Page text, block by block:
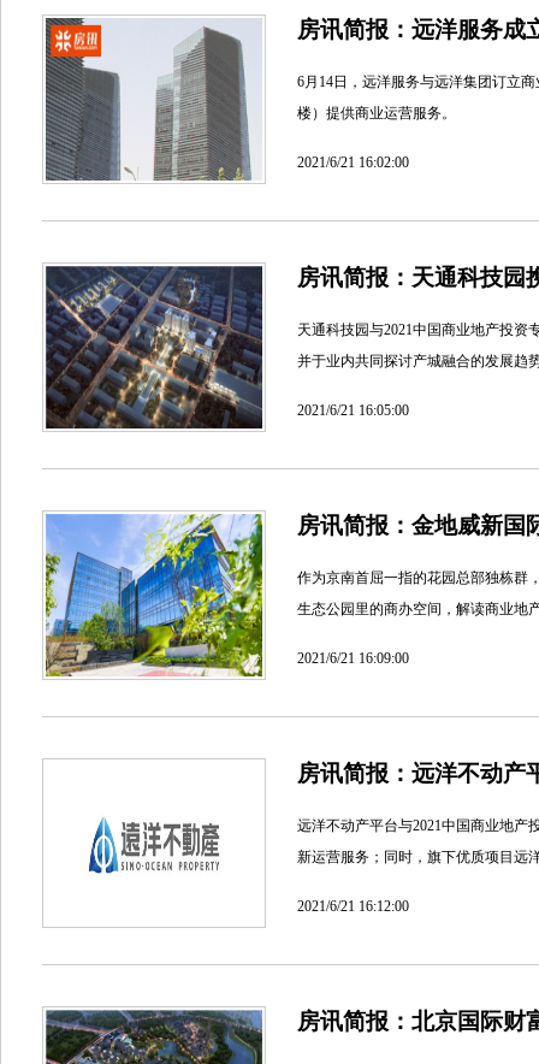
房讯简报：远洋服务成
6月14日，远洋服务与远洋集团订立
楼）提供商业运营服务。
2021/6/21 16:02:00
房讯简报：天通科技园
天通科技园与2021中国商业地产投
并于业内共同探讨产城融合的发展趋
2021/6/21 16:05:00
房讯简报：金地威新国
作为京南首屈一指的花园总部独栋群
生态公园里的商办空间，解读商业地
2021/6/21 16:09:00
房讯简报：远洋不动产
远洋不动产平台与2021中国商业地产
新运营服务；同时，旗下优质项目远
2021/6/21 16:12:00
房讯简报：北京国际财